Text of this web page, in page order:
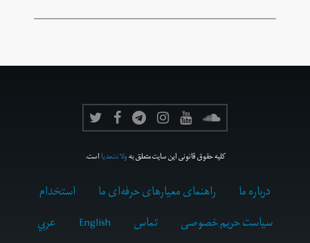
کلیه حقوق قانونی این سایت متعلق بهولانت‌مدیااست.
درباره ما راهنمای معیارهای حرفه‌ای ما
استخدام
سیاست حریم خصوصی
تماس English عربي